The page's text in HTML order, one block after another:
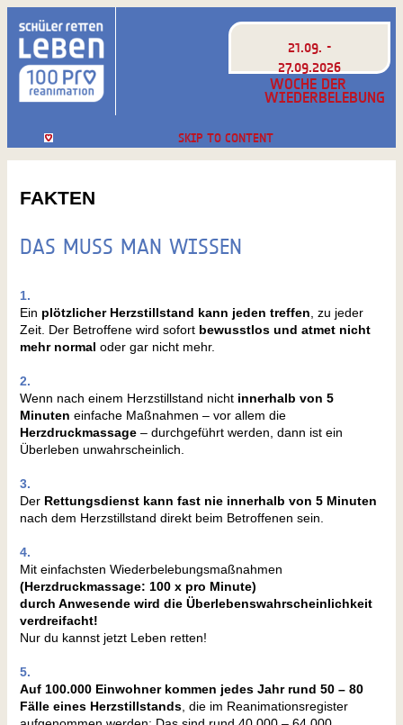
21.09. -
27.09.2026
WOCHE DER
WIEDERBELEBUNG
SKIP TO CONTENT
FAKTEN
DAS MUSS MAN WISSEN
1.
Ein plötzlicher Herzstillstand kann jeden treffen, zu jeder
Zeit. Der Betroffene wird sofort bewusstlos und atmet nicht
mehr normal oder gar nicht mehr.
2.
Wenn nach einem Herzstillstand nicht innerhalb von 5
Minuten einfache Maßnahmen – vor allem die
Herzdruckmassage – durchgeführt werden, dann ist ein
Überleben unwahrscheinlich.
3.
Der Rettungsdienst kann fast nie innerhalb von 5 Minuten
nach dem Herzstillstand direkt beim Betroffenen sein.
4.
Mit einfachsten Wiederbelebungsmaßnahmen
(Herzdruckmassage: 100 x pro Minute)
durch Anwesende wird die Überlebenswahrscheinlichkeit
verdreifacht!
Nur du kannst jetzt Leben retten!
5.
Auf 100.000 Einwohner kommen jedes Jahr rund 50 – 80
Fälle eines Herzstillstands, die im Reanimationsregister